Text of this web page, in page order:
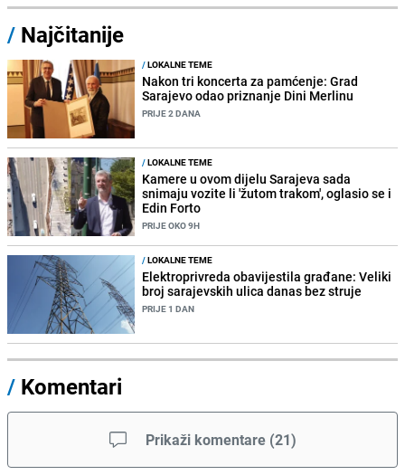
/ Najčitanije
/LOKALNE TEME
Nakon tri koncerta za pamćenje: Grad
Sarajevo odao priznanje Dini Merlinu
PRIJE 2 DANA
/LOKALNE TEME
Kamere u ovom dijelu Sarajeva sada
snimaju vozite li 'žutom trakom', oglasio se i
Edin Forto
PRIJE OKO 9H
/LOKALNE TEME
Elektroprivreda obavijestila građane: Veliki
broj sarajevskih ulica danas bez struje
PRIJE 1 DAN
/ Komentari
Prikaži komentare (21)